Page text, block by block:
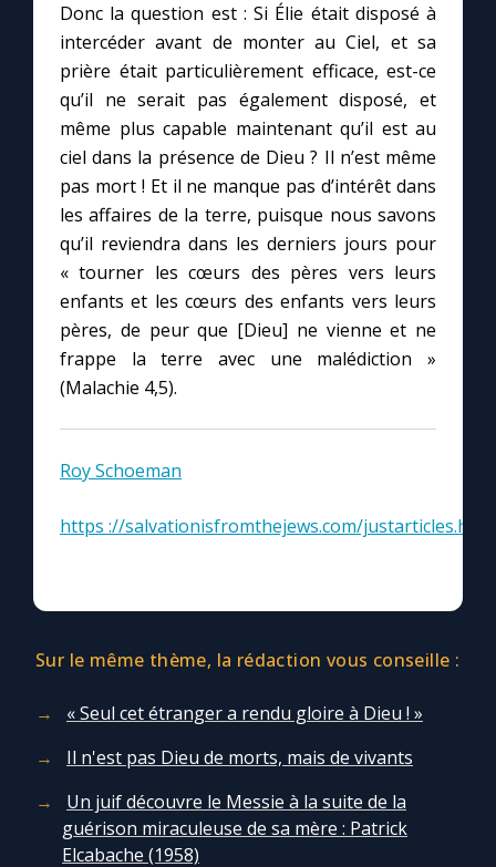
Donc la question est : Si Élie était disposé à
intercéder avant de monter au Ciel, et sa
prière était particulièrement efficace, est-ce
qu’il ne serait pas également disposé, et
même plus capable maintenant qu’il est au
ciel dans la présence de Dieu ? Il n’est même
pas mort ! Et il ne manque pas d’intérêt dans
les affaires de la terre, puisque nous savons
qu’il reviendra dans les derniers jours pour
« tourner les cœurs des pères vers leurs
enfants et les cœurs des enfants vers leurs
pères, de peur que [Dieu] ne vienne et ne
frappe la terre avec une malédiction »
(Malachie 4,5).
Roy Schoeman
https ://salvationisfromthejews.com/justarticles.html
Sur le même thème, la rédaction vous conseille :
« Seul cet étranger a rendu gloire à Dieu ! »
Il n'est pas Dieu de morts, mais de vivants
Un juif découvre le Messie à la suite de la
guérison miraculeuse de sa mère : Patrick
Elcabache (1958)